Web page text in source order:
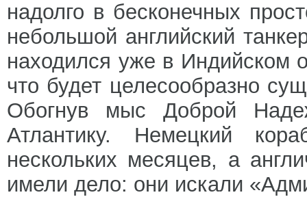
надолго в бесконечных
небольшой английский
находился уже в Индийском
что будет целесообразно
Обогнув мыс Доброй
Атлантику. Немецкий
нескольких месяцев, а
имели дело: они искали